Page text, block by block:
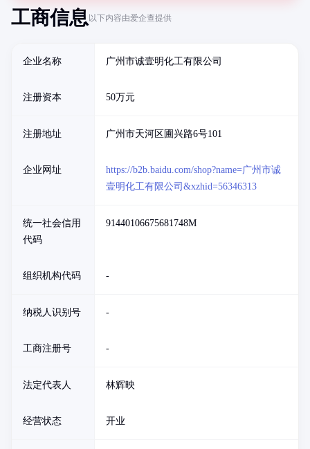
工商信息以下内容由爱企查提供
企业名称 广州市诚壹明化工有限公司
注册资本 50万元
注册地址 广州市天河区圃兴路6号101
企业网址
https://b2b.baidu.com/shop?name=广州市诚
壹明化工有限公司&xzhid=56346313
统一社会信用
代码
91440106675681748M
组织机构代码 -
纳税人识别号 -
工商注册号 -
法定代表人 林辉映
经营状态 开业